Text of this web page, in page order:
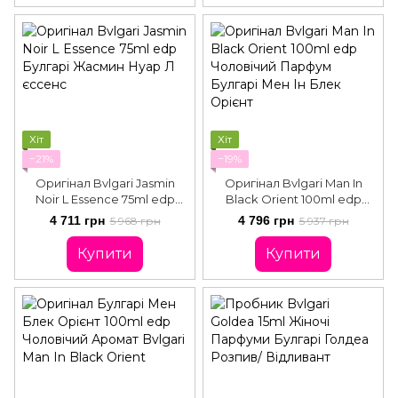
Хіт
−21%
Оригінал Bvlgari Jasmin
Noir L Essence 75ml edp
Булгарі Жасмин Нуар Л
єссенс
4 711 грн 5 968 грн
Купити
Хіт
−19%
Оригінал Bvlgari Man In
Black Orient 100ml edp
Чоловічий Парфум Булгарі
Мен Ін Блек Орієнт
4 796 грн 5 937 грн
Купити